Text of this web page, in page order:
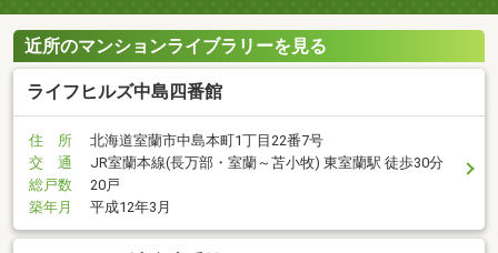
近所のマンションライブラリーを見る
ライフヒルズ中島四番館
住 所
北海道室蘭市中島本町1丁目22番7号
交 通
JR室蘭本線(長万部・室蘭～苫小牧) 東室蘭駅 徒歩30分
総戸数
20戸
築年月
平成12年3月